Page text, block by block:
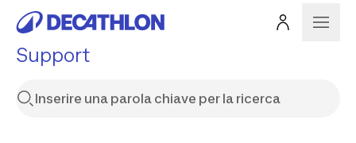
Support